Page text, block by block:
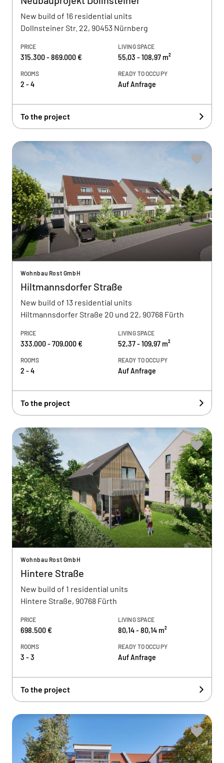
New build of 16 residential units
Dollnsteiner Str. 22, 90453 Nürnberg
PRICE
315.300 - 869.000 €
LIVING SPACE
55,03 - 108,97 m²
ROOMS
2 - 4
READY TO OCCUPY
Auf Anfrage
To the project
Wohnbau Rost GmbH
Hiltmannsdorfer Straße
New build of 13 residential units
Hiltmannsdorfer Straße 20 und 22, 90768 Fürth
PRICE
333.000 - 709.000 €
LIVING SPACE
52,37 - 109,97 m²
ROOMS
2 - 4
READY TO OCCUPY
Auf Anfrage
To the project
Wohnbau Rost GmbH
Hintere Straße
New build of 1 residential units
Hintere Straße, 90768 Fürth
PRICE
698.500 €
LIVING SPACE
80,14 - 80,14 m²
ROOMS
3 - 3
READY TO OCCUPY
Auf Anfrage
To the project